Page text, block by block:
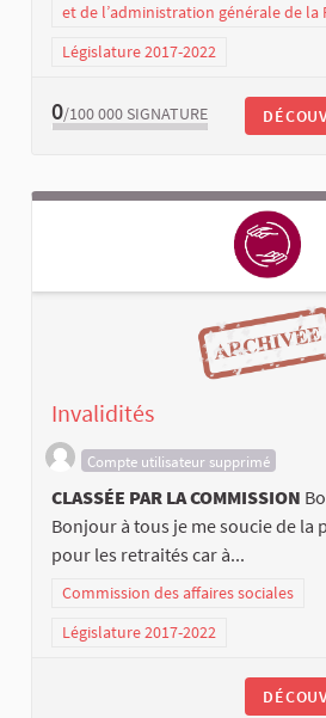
et de l’administration générale de la
Législature 2017-2022
0/100 000 SIGNATURE
Invalidités
Compte utilisateur supprimé
CLASSÉE PAR LA COMMISSION
Bonjour à tous je me soucie de
pour les retraités car à...
Commission des affaires sociales
Législature 2017-2022